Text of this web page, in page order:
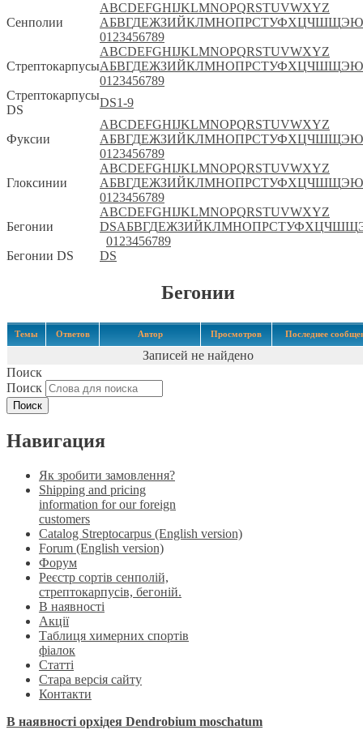
Сенполии
ABCDEFGHIJKLMNOPQRSTUVWXYZ
АБВГДЕЖЗИЙКЛМНОПРСТУФХЦЧШЩЭЮ
01 23456789
Стрептокарпусы
ABCDEFGHIJKLMNOPQRSTUVWXYZ
АБВГДЕЖЗИЙКЛМНОПРСТУФХЦЧШЩЭЮ
01 23456789
Стрептокарпусы
DS
DS1-9
Фуксии
ABCDEFGHIJKLMNOPQRSTUVWXYZ
АБВГДЕЖЗИЙКЛМНОПРСТУФХЦЧШЩЭЮ
01 23456789
Глоксинии
ABCDEFGHIJKLMNOPQRSTUVWXYZ
АБВГДЕЖЗИЙКЛМНОПРСТУФХЦЧШЩЭЮ
01 23456789
Бегонии
ABCDEFGHIJKLMNOPQRSTUVWXYZ
DSАБВГДЕЖЗИЙКЛМНОПРСТУФХЦЧШЩ
01 23456789
Бегонии DS
DS
Бегонии
Темы Ответов Автор Просмотров Последнее
Записей не найдено
Поиск
Поиск
Навигация
Як зробити замовлення?
Shipping and pricing
information for our foreign
customers
Catalog Streptocarpus (English version)
Forum (English version)
Форум
Реєстр сортів сенполій,
стрептокарпусів, бегоній.
В наявності
Акції
Таблиця химерних спортів
фіалок
Статті
Стара версія сайту
Контакти
В наявності орхідея Dendrobium moschatum